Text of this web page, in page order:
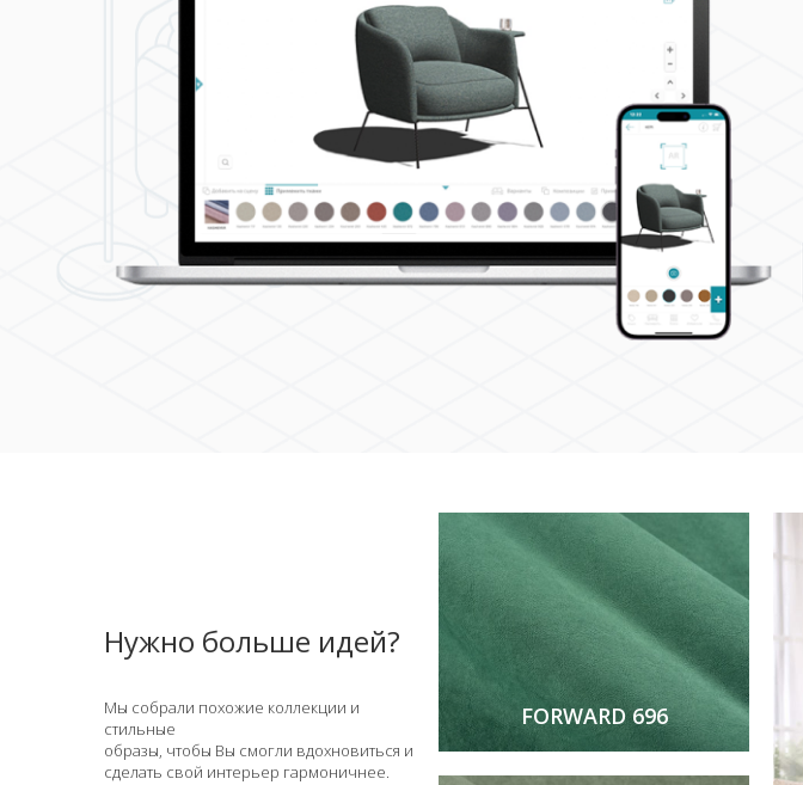
Нужно больше идей?
Мы собрали похожие коллекции и
стильные
образы, чтобы Вы смогли вдохновиться и
сделать свой интерьер гармоничнее.
FORWARD 696